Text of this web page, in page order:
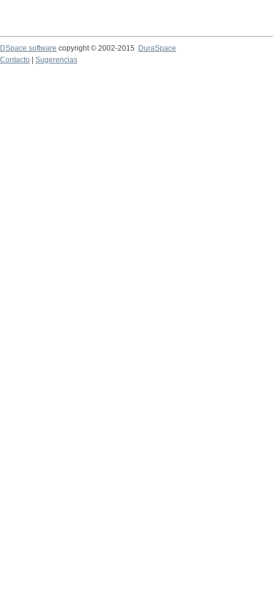
DSpace software copyright © 2002-2015
DuraSpace
Contacto
Sugerencias